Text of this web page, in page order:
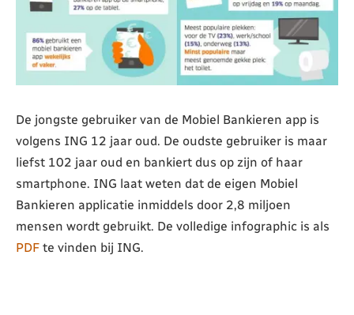
De jongste gebruiker van de Mobiel Bankieren app is
volgens ING 12 jaar oud. De oudste gebruiker is maar
liefst 102 jaar oud en bankiert dus op zijn of haar
smartphone. ING laat weten dat de eigen Mobiel
Bankieren applicatie inmiddels door 2,8 miljoen
mensen wordt gebruikt. De volledige infographic is als
PDF te vinden bij ING.